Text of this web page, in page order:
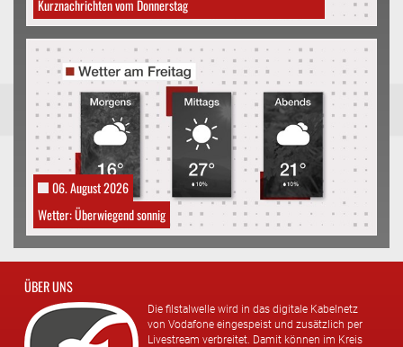
Kurznachrichten vom Donnerstag
06. August 2026
Wetter: Überwiegend sonnig
ÜBER UNS
Die filstalwelle wird in das digitale Kabelnetz
von Vodafone eingespeist und zusätzlich per
Livestream verbreitet. Damit können im Kreis